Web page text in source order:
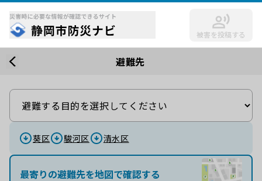
被害を投稿する
避難先
葵区 駿河区 清水区
最寄りの避難先を地図で確認する